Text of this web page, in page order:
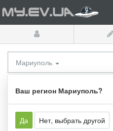
Мариуполь
Ваш регион Мариуполь?
Да Нет, выбрать другой
Прочие инструменты /